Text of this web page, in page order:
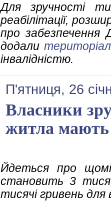
Для зручності
реабілітації,
про забезпечення
додали
інвалідністю.
П'ятниця, 26
Власники
житла
Йдеться про
становить 3
тисячі гривень для